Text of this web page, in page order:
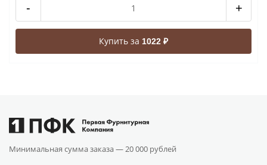
- +
Купить за 1022 ₽
Минимальная сумма заказа — 20 000 рублей